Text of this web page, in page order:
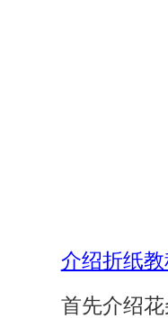
介绍折纸
首先介绍花